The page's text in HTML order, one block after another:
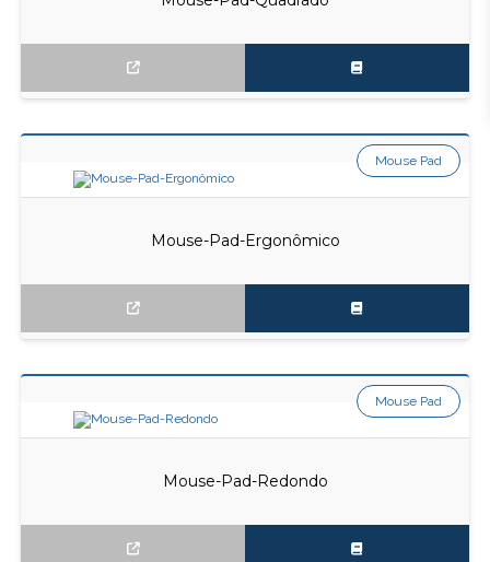
Mouse-Pad-Ergonômico
Mouse Pad
Mouse-Pad-Redondo
Mouse Pad